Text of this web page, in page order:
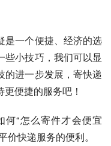
是一个便捷、经济的选
些小技巧，我们可以显
的进一步发展，寄快递
便捷的服务吧！
“怎么寄件才会便宜
价快递服务的便利。